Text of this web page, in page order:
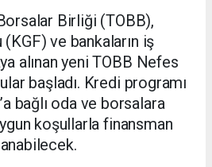
Birliği (TOBB),
ve bankaların iş
alınan yeni TOBB Nefes
başladı. Kredi programı
bağlı oda ve borsalara
koşullarla finansman